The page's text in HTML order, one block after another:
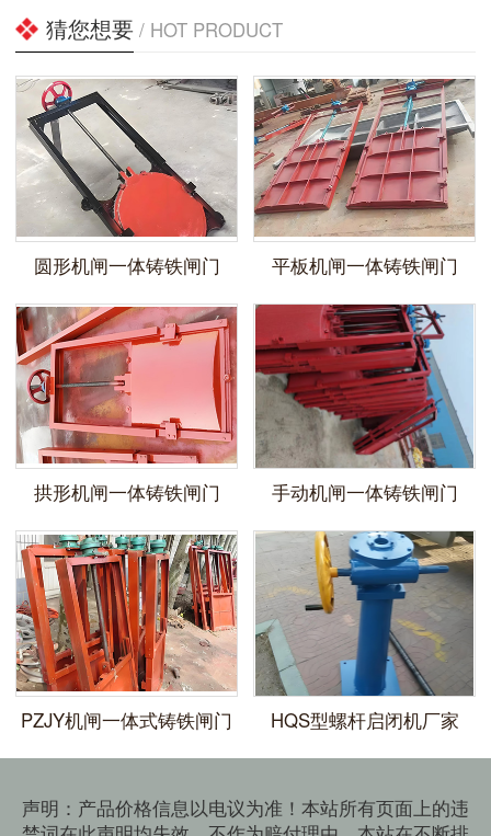
泵站及城市排水系统。生产环节把
猜您想要 / HOT PRODUCT
圆形机闸一体铸铁闸门 平板机闸一体铸铁闸门
拱形机闸一体铸铁闸门 手动机闸一体铸铁闸门
​PZJY机闸一体式铸铁闸门 HQS型螺杆启闭机厂家
声明：产品价格信息以电议为准！本站所有页面上的违